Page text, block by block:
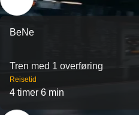
BeNe
Tren med 1 overføring
Reisetid
4 timer 6 min